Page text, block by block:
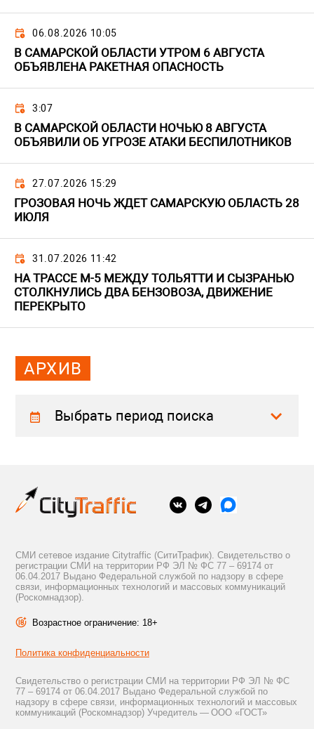
06.08.2026 10:05
В САМАРСКОЙ ОБЛАСТИ УТРОМ 6 АВГУСТА
ОБЪЯВЛЕНА РАКЕТНАЯ ОПАСНОСТЬ
3:07
В САМАРСКОЙ ОБЛАСТИ НОЧЬЮ 8 АВГУСТА
ОБЪЯВИЛИ ОБ УГРОЗЕ АТАКИ БЕСПИЛОТНИКОВ
27.07.2026 15:29
ГРОЗОВАЯ НОЧЬ ЖДЕТ САМАРСКУЮ ОБЛАСТЬ 28
ИЮЛЯ
31.07.2026 11:42
НА ТРАССЕ М-5 МЕЖДУ ТОЛЬЯТТИ И СЫЗРАНЬЮ
СТОЛКНУЛИСЬ ДВА БЕНЗОВОЗА, ДВИЖЕНИЕ
ПЕРЕКРЫТО
АРХИВ
Выбрать период поиска
СМИ сетевое издание Citytraffic (СитиТрафик). Свидетельство о
регистрации СМИ на территории РФ ЭЛ № ФС 77 – 69174 от
06.04.2017 Выдано Федеральной службой по надзору в сфере
связи, информационных технологий и массовых коммуникаций
(Роскомнадзор).
Возрастное ограничение: 18+
Политика конфиденциальности
Свидетельство о регистрации СМИ на территории РФ ЭЛ № ФС
77 – 69174 от 06.04.2017 Выдано Федеральной службой по
надзору в сфере связи, информационных технологий и массовых
коммуникаций (Роскомнадзор) Учредитель — ООО «ГОСТ»